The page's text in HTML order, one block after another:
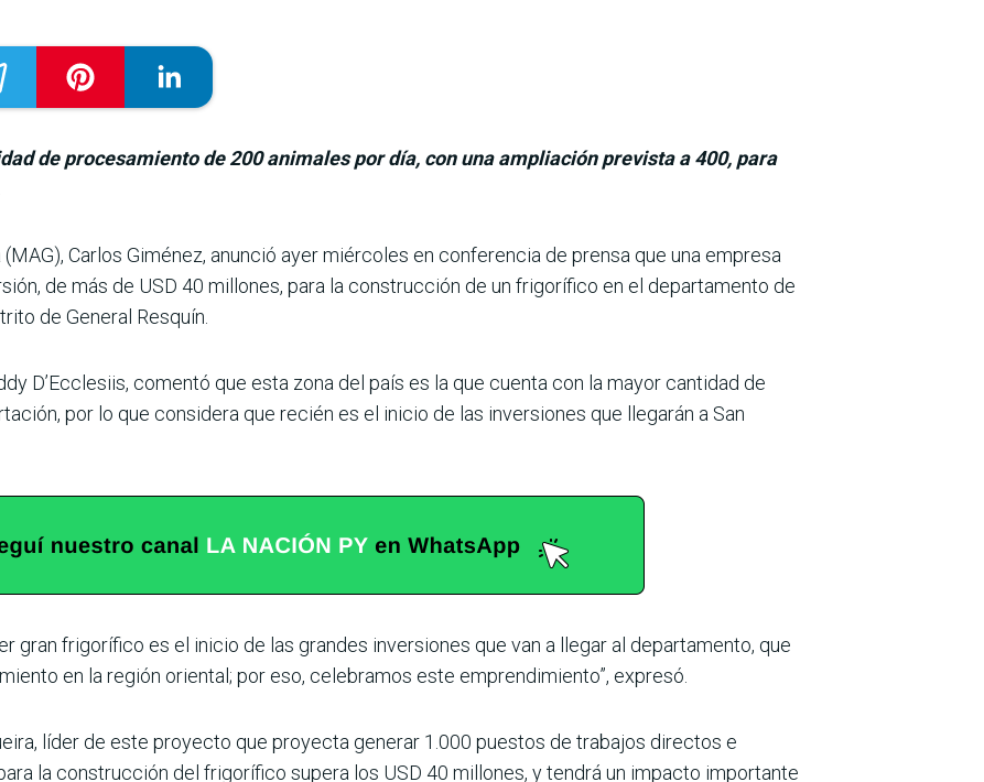
de procesamiento de 200 animales por día, con una ampliación prevista a 400, para
Carlos Gimé­nez, anunció ayer miércoles en conferencia de prensa que una empresa
de más de USD 40 millo­nes, para la construcción de un frigorífico en el departa­mento de
de General Resquín.
D’Ecclesiis, comentó que esta zona del país es la que cuenta con la mayor cantidad de
por lo que considera que recién es el inicio de las inversiones que llegarán a San
gran frigorífico es el inicio de las grandes inversiones que van a llegar al departamento, que
en la región orien­tal; por eso, celebramos este emprendimiento”, expresó.
líder de este proyecto que proyecta generar 1.000 puestos de trabajos directos e
la construcción del frigorífico supera los USD 40 millones, y tendrá un impacto importante